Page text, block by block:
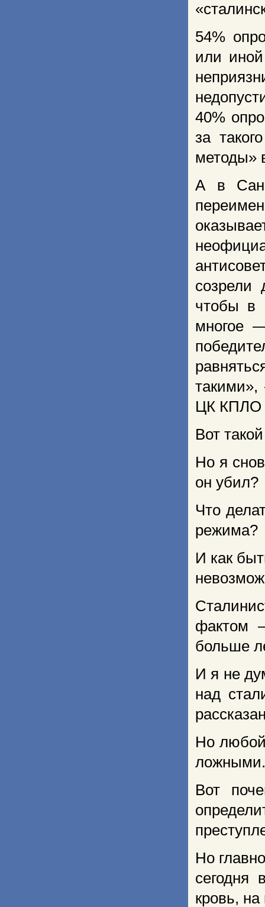
54%
или
40%
за
методы»
А в
созрели
чтобы в
многое
такими»,
ЦК КПЛО
Вот
Но я
он убил?
Что
режима?
И как
фактом
больше
И я не
над
Но
ложными.
Вот
Но
кровь,